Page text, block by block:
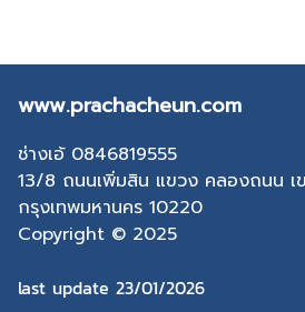
www.prachacheun.com
ช่างเอ้ 0846819555
13/8 ถนนเพิ่มสิน แขวง คลองถนน เ
กรุงเทพมหานคร 10220
Copyright © 2025
last update 23/01/2026